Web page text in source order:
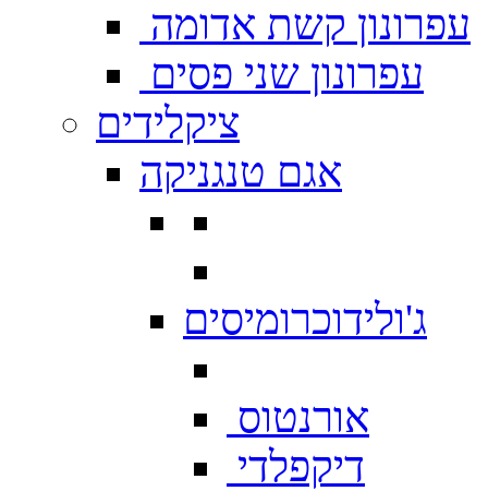
עפרונון קשת אדומה
עפרונון שני פסים
ציקלידים
אגם טנגניקה
ג'ולידוכרומיסים
אורנטוס
דיקפלדי